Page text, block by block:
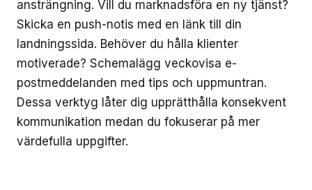
ansträngning. Vill du marknadsföra en ny tjänst?
Skicka en push-notis med en länk till din
landningssida. Behöver du hålla klienter
motiverade? Schemalägg veckovisa e-
postmeddelanden med tips och uppmuntran.
Dessa verktyg låter dig upprätthålla konsekvent
kommunikation medan du fokuserar på mer
värdefulla uppgifter.